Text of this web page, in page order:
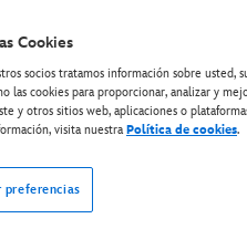
Cookies
socios tratamos información sobre
las cookies para proporcionar, analizar y
y otros sitios web, aplicaciones o
visita nuestra Política de cookies.
preferencias